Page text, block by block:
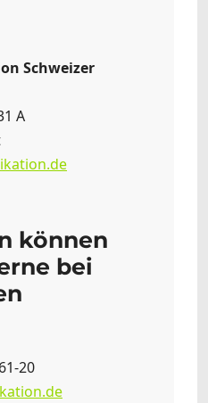
Schweizer
A
können
bei
20